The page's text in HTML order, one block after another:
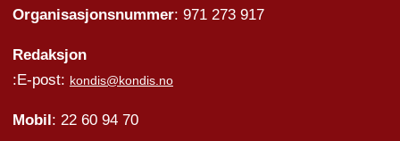
Organisasjonsnummer: 971 273 917
Redaksjon
:E-post: kondis@kondis.no
Mobil: 22 60 94 70